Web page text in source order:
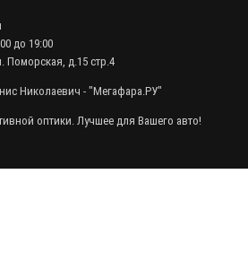
до 19:00
Поморская, д.15 стр.4
Николаевич - "Мегафара.РУ"
оптики. Лучшее для Вашего авто!